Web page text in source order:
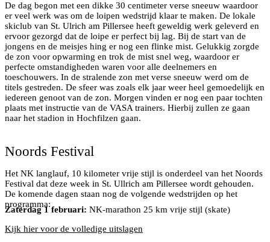
De dag begon met een dikke 30 centimeter verse sneeuw waardoor
er veel werk was om de loipen wedstrijd klaar te maken. De lokale
skiclub van St. Ulrich am Pillersee heeft geweldig werk geleverd en
ervoor gezorgd dat de loipe er perfect bij lag. Bij de start van de
jongens en de meisjes hing er nog een flinke mist. Gelukkig zorgde
de zon voor opwarming en trok de mist snel weg, waardoor er
perfecte omstandigheden waren voor alle deelnemers en
toeschouwers. In de stralende zon met verse sneeuw werd om de
titels gestreden. De sfeer was zoals elk jaar weer heel gemoedelijk en
iedereen genoot van de zon. Morgen vinden er nog een paar tochten
plaats met instructie van de VASA trainers. Hierbij zullen ze gaan
naar het stadion in Hochfilzen gaan.
Noords Festival
Het NK langlauf, 10 kilometer vrije stijl is onderdeel van het Noords
Festival dat deze week in St. Ullrich am Pillersee wordt gehouden.
De komende dagen staan nog de volgende wedstrijden op het
programma:
Zaterdag 1 februari: NK-marathon 25 km vrije stijl (skate)
Kijk hier voor de volledige uitslagen